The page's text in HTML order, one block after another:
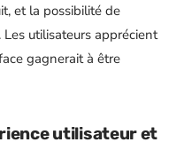
et la possibilité de
. Les utilisateurs apprécient
gagnerait à être
utilisateur et